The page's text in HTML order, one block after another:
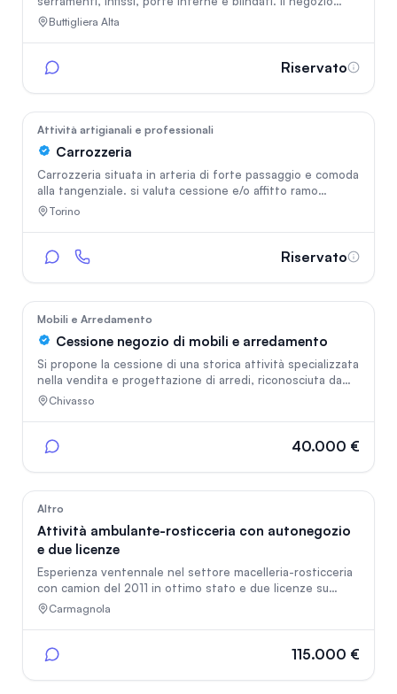
vanta un ampio e luminoso showroom disposto su due
piani (due livelli), ideale per un'esposizione completa e
Showroom su due piani completamente allestito con
forte passaggio con ottima visibilità [opzionale: e ampie
vetrine]. Pacchetto clienti attivo e consolidato nel tempo
Buttigliera Alta
Riservato
Attività artigianali e professionali
Carrozzeria
Carrozzeria situata in arteria di forte passaggio e comoda
alla tangenziale. si valuta cessione e/o affitto ramo
azienda . Attività corredata di tutti i permessi e le
e locale e a parte pacchetto clienti.
Torino
Riservato
Mobili e Arredamento
Cessione negozio di mobili e arredamento
Si propone la cessione di una storica attività specializzata
nella vendita e progettazione di arredi, riconosciuta da
oltre 40 anni come punto di riferimento nel settore
realizzati con successo; - più di 40 anni di esperienza nel
Italy; - squadra di montaggio interna; - portafoglio clienti
consolidato e presenza sul territorio
Chivasso
40.000 €
Altro
Attività ambulante-rosticceria con autonegozio
e due licenze
Esperienza ventennale nel settore macelleria-rosticceria
con camion del 2011 in ottimo stato e due licenze su
mercati con intensa attività lavorativa.
Carmagnola
115.000 €